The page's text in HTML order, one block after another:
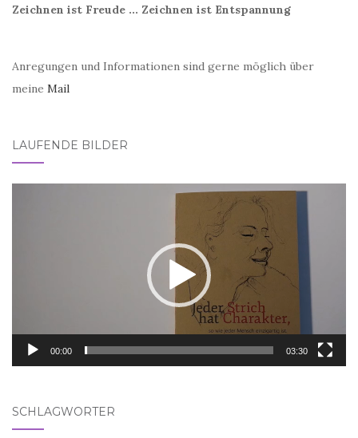
Zeichnen ist Freude ... Zeichnen ist Entspannung
Anregungen und Informationen sind gerne möglich über
meine Mail
LAUFENDE BILDER
00:00 03:30
SCHLAGWÖRTER